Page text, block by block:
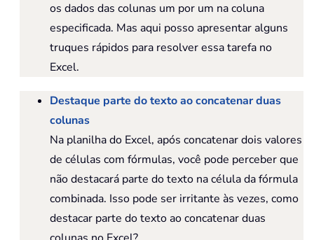
os dados das colunas um por um na coluna
especificada. Mas aqui posso apresentar alguns
truques rápidos para resolver essa tarefa no
Excel.
Destaque parte do texto ao concatenar duas
colunas
Na planilha do Excel, após concatenar dois valores
de células com fórmulas, você pode perceber que
não destacará parte do texto na célula da fórmula
combinada. Isso pode ser irritante às vezes, como
destacar parte do texto ao concatenar duas